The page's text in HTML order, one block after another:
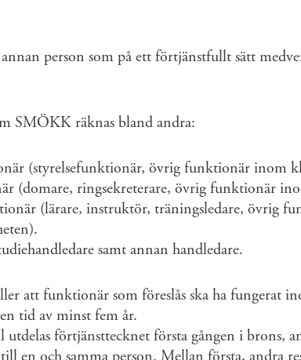
person som på ett förtjänstfullt sätt
SMÖKK räknas bland andra:
(styrelsefunktionär, övrig funktionär inom
(domare, ringsekreterare, övrig funktionär
(lärare, instruktör, träningsledare, övrig
samt annan handledare.
att funktionär som föreslås ska ha fungerat
tid av minst fem år.
förtjänsttecknet första gången i brons,